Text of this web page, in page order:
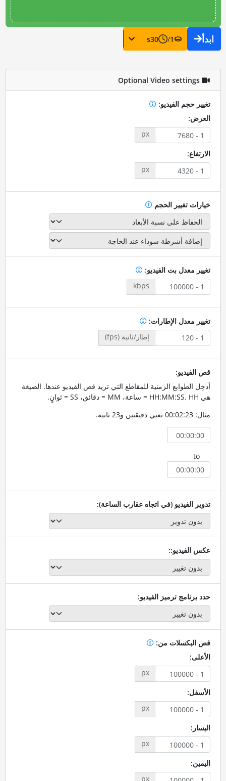
ابدأ 1
/
30
s
Optional Video settings
تغيير حجم الفيديو:
العرض:
px
الارتفاع:
px
خيارات تغيير الحجم
تغيير معدل بت الفيديو:
kbps
تغيير معدل الإطارات:
إطار/ثانية (fps)
قص الفيديو:
أدخِل الطوابع الزمنية للمقاطع التي تريد قص الفيديو عندها. الصيغة
هي HH:MM:SS. HH = ساعة، MM = دقائق، SS = ثوانٍ.
مثال: 00:02:23 تعني دقيقتين و23 ثانية.
to
تدوير الفيديو (في اتجاه عقارب الساعة):
عكس الفيديو::
حدد برنامج ترميز الفيديو:
قص البكسلات من:
الأعلى:
px
الأسفل:
px
اليسار:
px
اليمين:
px